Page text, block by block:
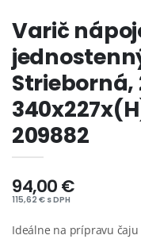
Varič
Strieborná,
209882
94,00 €
115,62 € s DPH
Ideálne na prípravu